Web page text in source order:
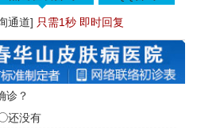
通道] 只需1秒 即时回复
诊？
还没有